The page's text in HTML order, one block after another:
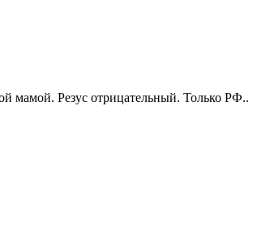
мамой. Резус отрицательный. Только РФ..